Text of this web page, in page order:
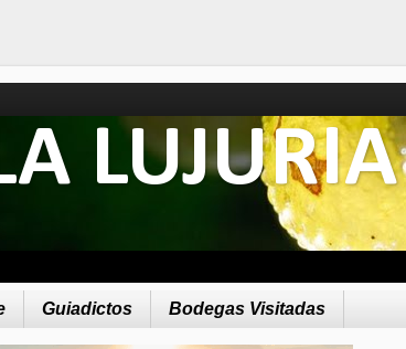
LUJURIA
Guiadictos Bodegas Visitadas